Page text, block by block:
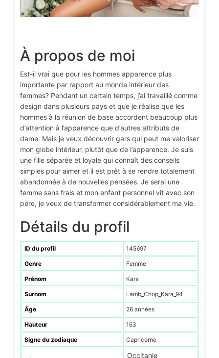
À propos de moi
Est-il vrai que pour les hommes apparence plus
importante par rapport au monde intérieur des
femmes? Pendant un certain temps, j’ai travaillé comme
design dans plusieurs pays et que je réalise que les
hommes à la réunion de base accordent beaucoup plus
d’attention à l’apparence que d’autres attributs de
dame. Mais je veux découvrir gars qui peut me valoriser
mon globe intérieur, plutôt que de l’apparence. Je suis
une fille séparée et loyale qui connaît des conseils
simples pour aimer et il est prêt à se rendre totalement
abandonnée à de nouvelles pensées. Je serai une
femme sans frais et mon enfant personnel vit avec son
père, je veux de transformer considérablement ma vie.
Détails du profil
ID du profil 145697
Genre Femme
Prénom Kara
Surnom Lamb_Chop_Kara_94
Âge 26 années
Hauteur 163
Signe du zodiaque Capricorne
Occitanie ,